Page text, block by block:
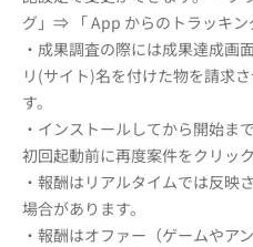
グ」⇒ 「 App からのトラッキン
・成果調査の際には成果達成画
リ(サイト)名を付けた物を請求
す。
・インストールしてから開始ま
初回起動前に再度案件をクリッ
・報酬はリアルタイムでは反映
場合があります。
・報酬はオファー（ゲームやア